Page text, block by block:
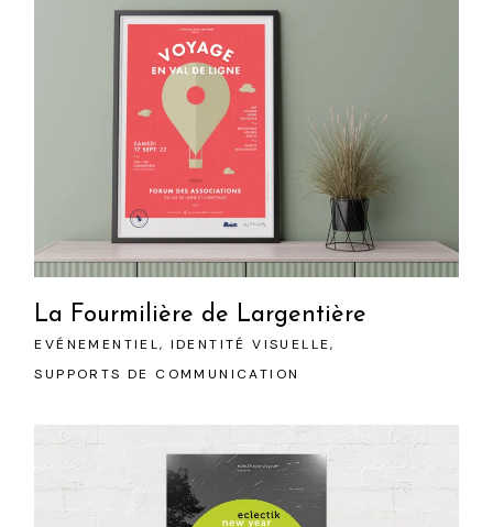
La Fourmilière de Largentière
EVÉNEMENTIEL
IDENTITÉ VISUELLE
SUPPORTS DE COMMUNICATION